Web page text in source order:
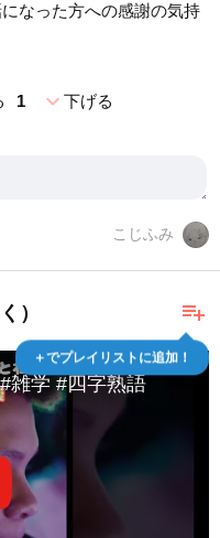
なった方への感謝の気持
1 expand_more下げる
こじふみ
playlist_add
＋でプレイリストに追加！
）
雑学 #四字熟語